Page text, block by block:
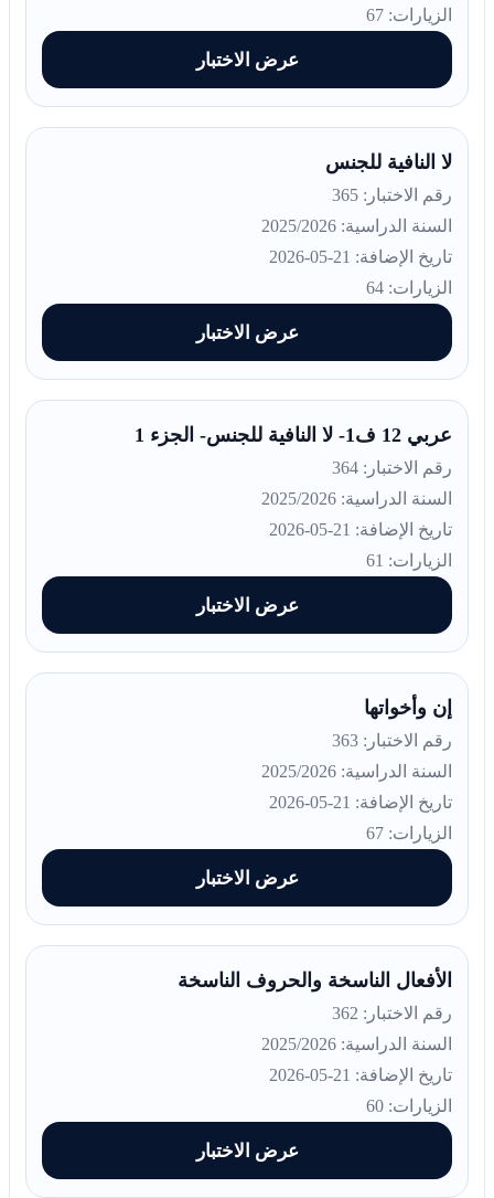
الزيارات: 67
عرض الاختبار
لا النافية للجنس
رقم الاختبار: 365
السنة الدراسية: 2025/2026
تاريخ الإضافة: 21-05-2026
الزيارات: 64
عرض الاختبار
عربي 12 ف1- لا النافية للجنس- الجزء 1
رقم الاختبار: 364
السنة الدراسية: 2025/2026
تاريخ الإضافة: 21-05-2026
الزيارات: 61
عرض الاختبار
إن وأخواتها
رقم الاختبار: 363
السنة الدراسية: 2025/2026
تاريخ الإضافة: 21-05-2026
الزيارات: 67
عرض الاختبار
الأفعال الناسخة والحروف الناسخة
رقم الاختبار: 362
السنة الدراسية: 2025/2026
تاريخ الإضافة: 21-05-2026
الزيارات: 60
عرض الاختبار